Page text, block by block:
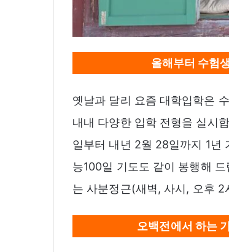
올해부터 수험
옛날과 달리 요즘 대학입학은
내내 다양한 입학 전형을 실시
일부터 내년 2월 28일까지 1년
능100일 기도도 같이 봉행해
는 사분정근(새벽, 사시, 오후 2
오백전에서 하는